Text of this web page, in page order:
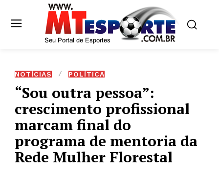
NOTÍCIAS POLÍTICA
“Sou outra pessoa”:
crescimento profissional
marcam final do
programa de mentoria da
Rede Mulher Florestal